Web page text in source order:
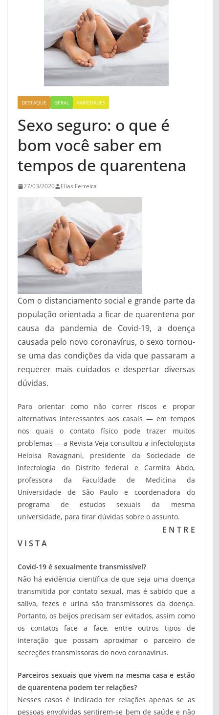
DESTAQUE GERAL VARIEDADES
Sexo seguro: o que é
bom você saber em
tempos de quarentena
27/03/2020 Elias Ferreira
Com o distanciamento social e grande parte da
população orientada a ficar de quarentena por
causa da pandemia de Covid-19, a doença
causada pelo novo coronavírus, o sexo tornou-
se uma das condições da vida que passaram a
requerer mais cuidados e despertar diversas
dúvidas.
Para orientar como não correr riscos e propor
alternativas interessantes aos casais — em tempos
nos quais o contato físico pode trazer muitos
problemas — a Revista Veja consultou a infectologista
Heloisa Ravagnani, presidente da Sociedade de
Infectologia do Distrito federal e Carmita Abdo,
professora da Faculdade de Medicina da
Universidade de São Paulo e coordenadora do
programa de estudos sexuais da mesma
universidade, para tirar dúvidas sobre o assunto.
E N T R E
V I S T A
Covid-19 é sexualmente transmissível?
Não há evidência científica de que seja uma doença
transmitida por contato sexual, mas é sabido que a
saliva, fezes e urina são transmissores da doença.
Portanto, os beijos precisam ser evitados, assim como
os contatos face a face, entre outros tipos de
interação que possam aproximar o parceiro de
secreções transmissoras do novo coronavírus.
Parceiros sexuais que vivem na mesma casa e estão
de quarentena podem ter relações?
Nesses casos é indicado ter relações apenas se as
pessoas envolvidas sentirem-se bem de saúde e não